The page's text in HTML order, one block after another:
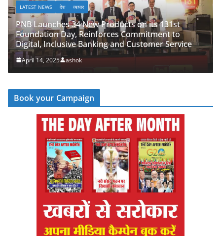
on its 131st
Commitment to
Customer Service
LATEST NEWS देश व्यापार
PNB Half Marathon 2025
‘Cyber Run’ for a Digitally
April 14, 2025
Book your Campaign